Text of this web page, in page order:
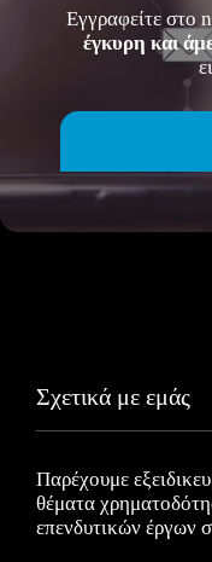
Εγγραφείτε στο
έγκυρη και
Σχετικά με εμάς
Παρέχουμε
θέματα
επενδυτικών έργων